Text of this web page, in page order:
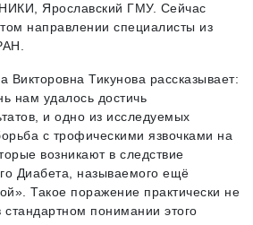
Ярославский ГМУ. Сейчас
направлении специалисты из
Викторовна Тикунова рассказывает:
нам удалось достичь
и одно из исследуемых
с трофическими язвочками на
возникают в следствие
Диабета, называемого ещё
Такое поражение практически не
понимании этого